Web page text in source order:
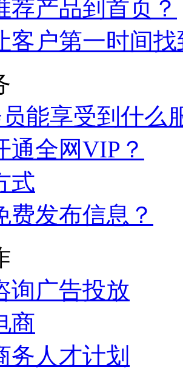
荐产品到首页？
客户第一时间
能享受到什么
通全网VIP？
式
费发布信息？
询广告投放
商
务人才计划